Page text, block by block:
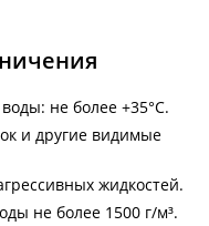
не более +35°С.
и другие видимые
жидкостей.
не более 1500 г/м³.